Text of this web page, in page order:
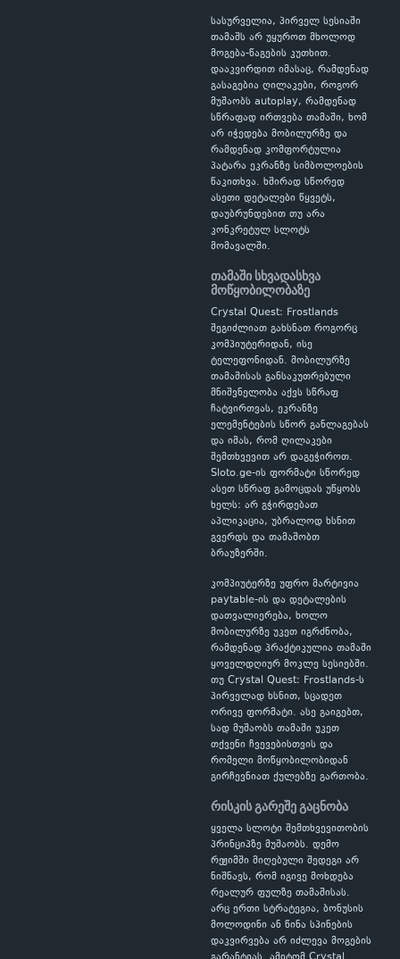
სასურველია, პირველ სესიაში
თამაშს არ უყუროთ მხოლოდ
მოგება-წაგების კუთხით.
დააკვირდით იმასაც, რამდენად
გასაგებია ღილაკები, როგორ
მუშაობს autoplay, რამდენად
სწრაფად ირთვება თამაში, ხომ
არ იჭედება მობილურზე და
რამდენად კომფორტულია
პატარა ეკრანზე სიმბოლოების
წაკითხვა. ხშირად სწორედ
ასეთი დეტალები წყვეტს,
დაუბრუნდებით თუ არა
კონკრეტულ სლოტს
მომავალში.
თამაში სხვადასხვა
მოწყობილობაზე
Crystal Quest: Frostlands
შეგიძლიათ გახსნათ როგორც
კომპიუტერიდან, ისე
ტელეფონიდან. მობილურზე
თამაშისას განსაკუთრებული
მნიშვნელობა აქვს სწრაფ
ჩატვირთვას, ეკრანზე
ელემენტების სწორ განლაგებას
და იმას, რომ ღილაკები
შემთხვევით არ დაგეჭიროთ.
Sloto.ge-ის ფორმატი სწორედ
ასეთ სწრაფ გამოცდას უწყობს
ხელს: არ გჭირდებათ
აპლიკაცია, უბრალოდ ხსნით
გვერდს და თამაშობთ
ბრაუზერში.
კომპიუტერზე უფრო მარტივია
paytable-ის და დეტალების
დათვალიერება, ხოლო
მობილურზე უკეთ იგრძნობა,
რამდენად პრაქტიკულია თამაში
ყოველდღიურ მოკლე სესიებში.
თუ Crystal Quest: Frostlands-ს
პირველად ხსნით, სცადეთ
ორივე ფორმატი. ასე გაიგებთ,
სად მუშაობს თამაში უკეთ
თქვენი ჩვევებისთვის და
რომელი მოწყობილობიდან
გირჩევნიათ ქულებზე გართობა.
რისკის გარეშე გაცნობა
ყველა სლოტი შემთხვევითობის
პრინციპზე მუშაობს. დემო
რეჟიმში მიღებული შედეგი არ
ნიშნავს, რომ იგივე მოხდება
რეალურ ფულზე თამაშისას.
არც ერთი სტრატეგია, ბონუსის
მოლოდინი ან წინა სპინების
დაკვირვება არ იძლევა მოგების